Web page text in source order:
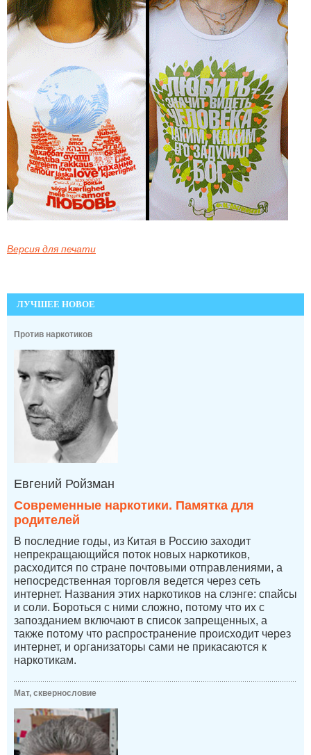
Версия для печати
ЛУЧШЕЕ НОВОЕ
Против наркотиков
Евгений Ройзман
Современные наркотики. Памятка для
родителей
В последние годы, из Китая в Россию заходит
непрекращающийся поток новых наркотиков,
расходится по стране почтовыми отправлениями, а
непосредственная торговля ведется через сеть
интернет. Названия этих наркотиков на слэнге: спайсы
и соли. Бороться с ними сложно, потому что их с
запозданием включают в список запрещенных, а
также потому что распространение происходит через
интернет, и организаторы сами не прикасаются к
наркотикам.
Мат, сквернословие